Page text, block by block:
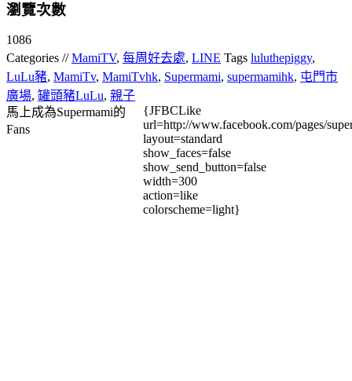
瀏覽次數
1086
Categories //MamiTV, 每周好去處, LINE Tags luluthepiggy,
LuLu豬, MamiTv, MamiTvhk, Supermami, supermamihk, 屯門市
廣場, 罐頭豬LuLu, 親子
馬上成為Supermami的
Fans
{JFBCLike
url=http://www.facebook.com/pages/
layout=standard
show_faces=false
show_send_button=false
width=300
action=like
colorscheme=light}